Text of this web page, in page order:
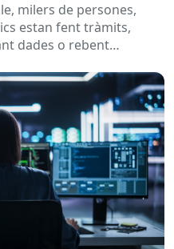
milers de persones,
estan fent tràmits,
dades o rebent